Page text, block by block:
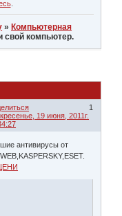
.
» Компьютерная
свой компьютер.
1
19 июня, 2011г.
антивирусы от